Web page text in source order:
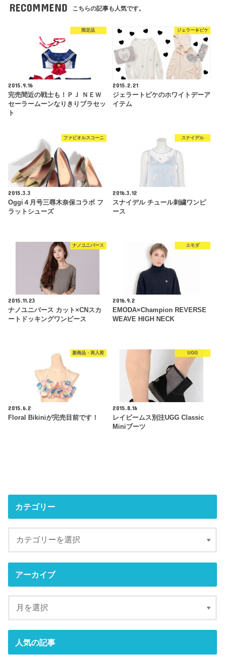
RECOMMEND こちらの記事も人気です。
限定品
2015.9.16
完売間近の戦士も！ＰＪ ＮＥＷ
セーラームーンなりきりブラセッ
ト
ジェラートピケ
2015.2.21
ジェラートピケのホワイトデーア
イテム
ファビオルスコーニ
2015.3.3
Oggi４月号三尋木奈保コラボ フ
ラットシューズ
スナイデル
2016.3.12
スナイデル チュール刺繍ワンピ
ース
ナノユニバース
2015.11.23
ナノユニバース カット×CNスカ
ートドッキングワンピース
エモダ
2016.9.2
EMODA×Champion REVERSE
WEAVE HIGH NECK
新商品・再入荷
2015.6.2
Floral Bikiniが完売目前です！
UGG
2015.8.16
レイビームス別注UGG Classic
Miniブーツ
カテゴリー
アーカイブ
人気の記事